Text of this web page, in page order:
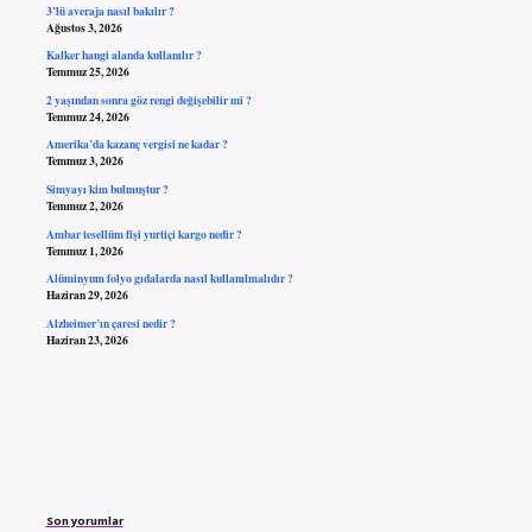
3’lü averaja nasıl bakılır ?
Ağustos 3, 2026
Kalker hangi alanda kullanılır ?
Temmuz 25, 2026
2 yaşından sonra göz rengi değişebilir mi ?
Temmuz 24, 2026
Amerika’da kazanç vergisi ne kadar ?
Temmuz 3, 2026
Simyayı kim bulmuştur ?
Temmuz 2, 2026
Ambar tesellüm fişi yurtiçi kargo nedir ?
Temmuz 1, 2026
Alüminyum folyo gıdalarda nasıl kullanılmalıdır ?
Haziran 29, 2026
Alzheimer’ın çaresi nedir ?
Haziran 23, 2026
Son yorumlar